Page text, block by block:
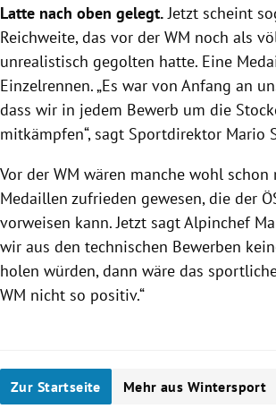
Latte nach oben gelegt.Jetzt scheint
Reichweite, das vor der WM noch als
unrealistisch gegolten hatte. Eine
Einzelrennen. „Es war von Anfang an
dass wir in jedem Bewerb um die
mitkämpfen“, sagt Sportdirektor Mario
Vor der WM wären manche wohl
Medaillen zufrieden gewesen, die der
vorweisen kann. Jetzt sagt Alpinchef
wir aus den technischen Bewerben
holen würden, dann wäre das
WM nicht so positiv.“
Zur Startseite Mehr aus Wintersport